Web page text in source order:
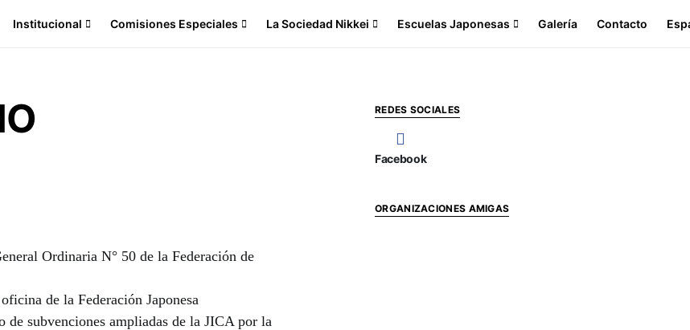
Institucional Comisiones Especiales La Sociedad Nikkei Escuelas Japonesas Galería Contacto
Ordinaria N° 50 de la Federación de
de la Federación Japonesa
subvenciones ampliadas de la JICA por la
REDES SOCIALES
Facebook
ORGANIZACIONES AMIGAS